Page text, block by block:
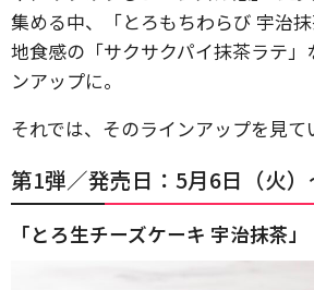
集める中、「とろもちわらび 宇治
地食感の「サクサクパイ抹茶ラテ」
ンアップに。
それでは、そのラインアップを見て
第1弾／発売日：5月6日（火
「とろ生チーズケーキ 宇治抹茶」